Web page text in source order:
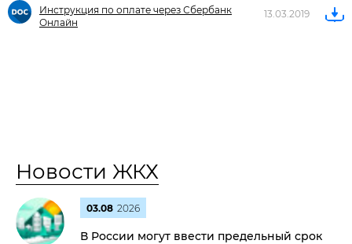
Инструкция по оплате через Сбербанк
Онлайн
13.03.2019
Новости ЖКХ
03.08 2026
В России могут ввести предельный срок